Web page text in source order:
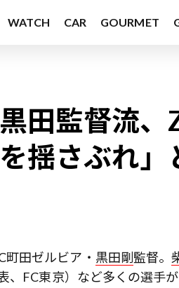
WATCH CAR GOURMET
田監督流、
揺さぶれ」
田ゼルビア・ 黒田剛 監督。
、FC東京）など多くの選手